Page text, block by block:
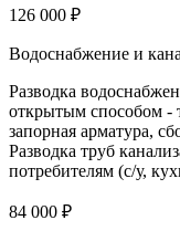
126 000 ₽
Водоснабжение и
Разводка
открытым способом -
запорная арматура,
Разводка труб
потребителям (с/у,
84 000 ₽